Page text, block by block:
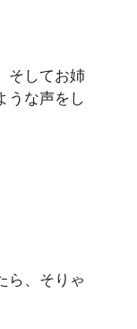
そしてお姉
うな声をし
ら、そりゃ